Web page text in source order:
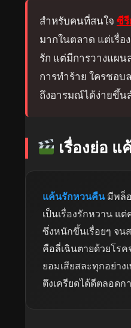
สำหรับคนที่สนใจ ซี
มากในตลาด แต่เรื่
รัก แต่มีการวางแผน
การทำร้าย ใครชอ
ถึงอารมณ์ได้ง่ายขึ้
เรื่องย่อ
แค้นรักหวนคืนมีพล็อ
เป็นเรื่องรักหวาน แ
ซึ่งหนักขึ้นเรื่อยๆ จน
คือลี่เฉินตายด้วยโร
ยอมเสียสละทุกอย่า
ตึงเครียดได้ดีตลอดก